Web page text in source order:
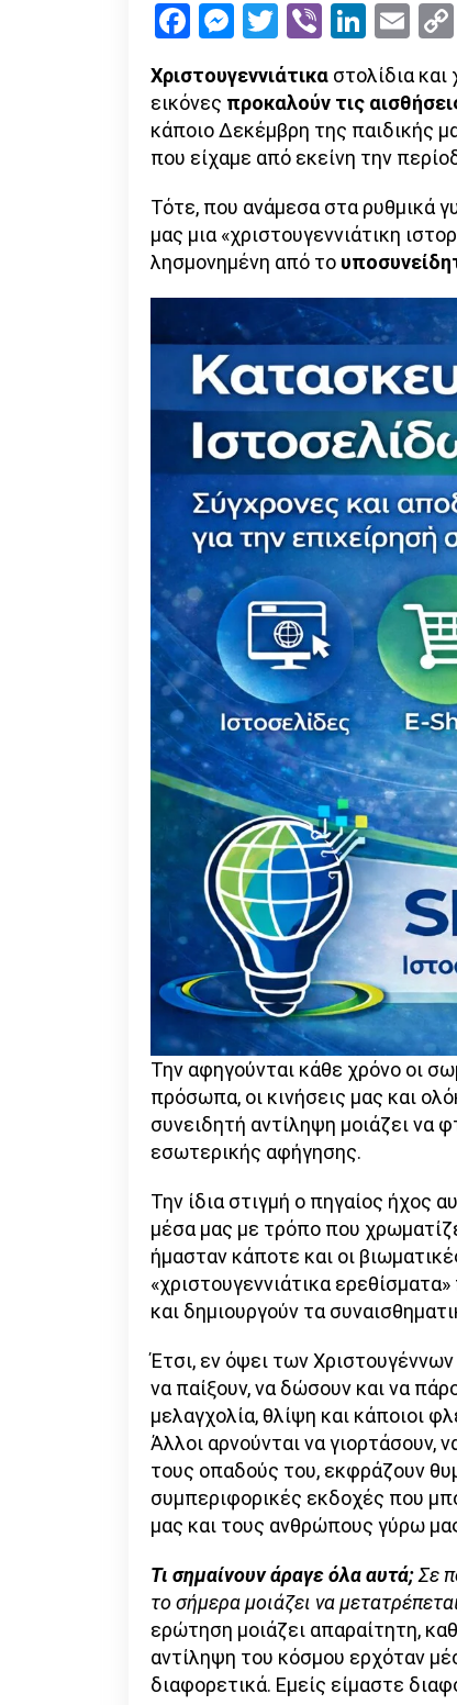
Facebook
Messenger
Twitter
Viber
Χριστουγεννιάτικα στολίδια
εικόνες προκαλούν τις
κάποιο Δεκέμβρη της παιδικής
που είχαμε από εκείνη την
Τότε, που ανάμεσα στα ρυθμικά
μας μια «χριστουγεννιάτικη
λησμονημένη από το
Την αφηγούνται κάθε χρόνο οι
πρόσωπα, οι κινήσεις μας και
συνειδητή αντίληψη μοιάζει να
εσωτερικής αφήγησης.
Την ίδια στιγμή ο πηγαίος ήχος
μέσα μας με τρόπο που
ήμασταν κάποτε και οι
«χριστουγεννιάτικα
και δημιουργούν τα
Έτσι, εν όψει των
να παίξουν, να δώσουν και να
μελαγχολία, θλίψη και κάποιοι
Άλλοι αρνούνται να γιορτάσουν,
τους οπαδούς του, εκφράζουν
συμπεριφορικές εκδοχές που
μας και τους ανθρώπους γύρω
Τι σημαίνουν άραγε όλα αυτά;Σε
το σήμερα μοιάζει να
ερώτηση μοιάζει απαραίτητη,
αντίληψη του κόσμου ερχόταν
διαφορετικά. Εμείς είμαστε